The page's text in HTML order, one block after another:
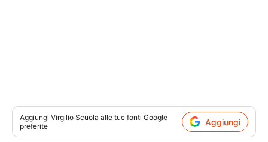
Aggiungi Virgilio Scuola alle tue fonti Google
preferite
Aggiungi